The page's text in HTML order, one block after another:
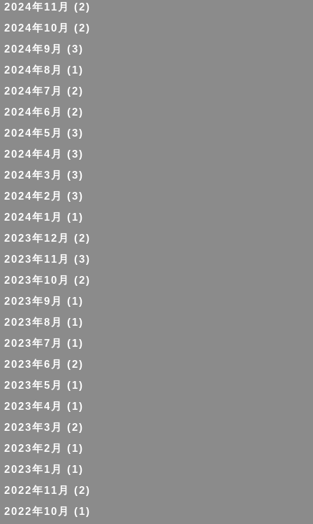
2024年11月
(2)
2024年10月
(2)
2024年9月
(3)
2024年8月
(1)
2024年7月
(2)
2024年6月
(2)
2024年5月
(3)
2024年4月
(3)
2024年3月
(3)
2024年2月
(3)
2024年1月
(1)
2023年12月
(2)
2023年11月
(3)
2023年10月
(2)
2023年9月
(1)
2023年8月
(1)
2023年7月
(1)
2023年6月
(2)
2023年5月
(1)
2023年4月
(1)
2023年3月
(2)
2023年2月
(1)
2023年1月
(1)
2022年11月
(2)
2022年10月
(1)